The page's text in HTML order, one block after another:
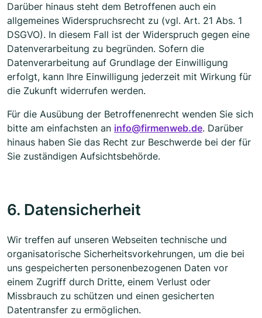
Darüber hinaus steht dem Betroffenen auch ein
allgemeines Widerspruchsrecht zu (vgl. Art. 21 Abs. 1
DSGVO). In diesem Fall ist der Widerspruch gegen eine
Datenverarbeitung zu begründen. Sofern die
Datenverarbeitung auf Grundlage der Einwilligung
erfolgt, kann Ihre Einwilligung jederzeit mit Wirkung für
die Zukunft widerrufen werden.
Für die Ausübung der Betroffenenrecht wenden Sie sich
bitte am einfachsten an info@firmenweb.de. Darüber
hinaus haben Sie das Recht zur Beschwerde bei der für
Sie zuständigen Aufsichtsbehörde.
6. Datensicherheit
Wir treffen auf unseren Webseiten technische und
organisatorische Sicherheitsvorkehrungen, um die bei
uns gespeicherten personenbezogenen Daten vor
einem Zugriff durch Dritte, einem Verlust oder
Missbrauch zu schützen und einen gesicherten
Datentransfer zu ermöglichen.